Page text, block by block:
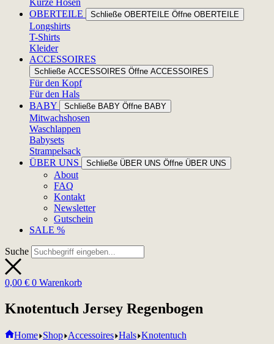
OBERTEILE
Schließe OBERTEILE Öffne OBERTEILE
Longshirts
T-Shirts
Kleider
ACCESSOIRES
Schließe ACCESSOIRES Öffne ACCESSOIRES
Für den Kopf
Für den Hals
BABY
Schließe BABY Öffne BABY
Mitwachshosen
Waschlappen
Babysets
Strampelsack
ÜBER UNS
Schließe ÜBER UNS Öffne ÜBER UNS
About
FAQ
Kontakt
Newsletter
Gutschein
SALE %
Suche
0,00 € 0 Warenkorb
Knotentuch Jersey Regenbogen
Home Shop Accessoires Hals Knotentuch